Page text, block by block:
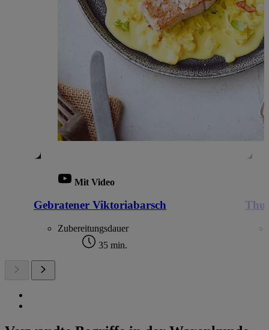
Mit Video
Gebratener Viktoriabarsch
Zubereitungsdauer
35 min.